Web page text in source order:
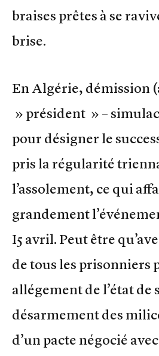
braises prêtes à se
brise.
En Algérie, démission
» président » –
pour désigner le
pris la régularité
l’assolement, ce qui
grandement
I5 avril. Peut être
de tous les prisonniers
allégement de l’état de
désarmement des
d’un pacte négocié